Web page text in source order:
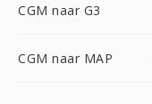
CGM naar G3
CGM naar MAP